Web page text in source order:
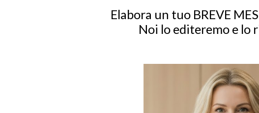
Elabora un tuo BREVE
Noi lo editeremo e lo